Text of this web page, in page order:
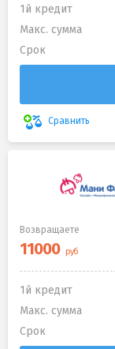
1й кредит
Макс. сумма
Срок
Сравнить
Возвращаете
1й кредит
Макс. сумма
Срок